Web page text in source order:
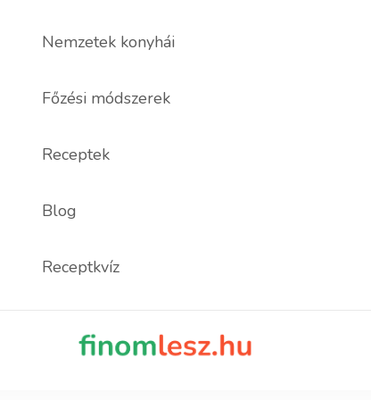
Nemzetek konyhái
Főzési módszerek
Receptek
Blog
Receptkvíz